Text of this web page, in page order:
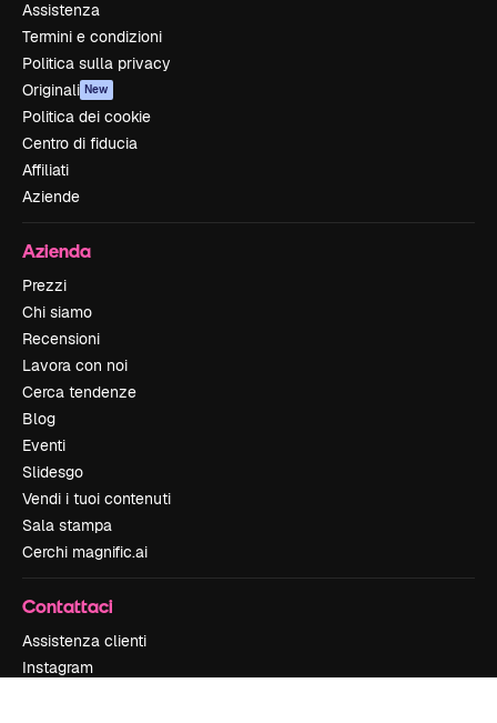
Assistenza
Termini e condizioni
Politica sulla privacy
Originali New
Politica dei cookie
Centro di fiducia
Affiliati
Aziende
Azienda
Prezzi
Chi siamo
Recensioni
Lavora con noi
Cerca tendenze
Blog
Eventi
Slidesgo
Vendi i tuoi contenuti
Sala stampa
Cerchi magnific.ai
Contattaci
Assistenza clienti
Instagram